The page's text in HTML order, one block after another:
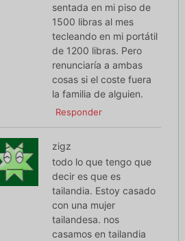
sentada en mi piso de
1500 libras al mes
tecleando en mi portátil
de 1200 libras. Pero
renunciaría a ambas
cosas si el coste fuera
la familia de alguien.
Responder
zigz
todo lo que tengo que
decir es que es
tailandia. Estoy casado
con una mujer
tailandesa. nos
casamos en tailandia